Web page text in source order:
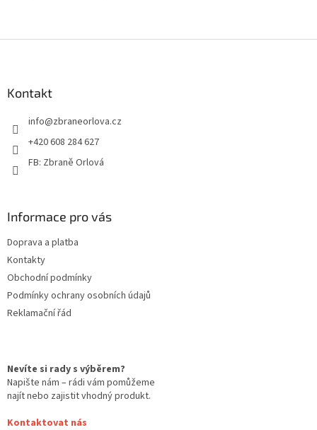
Kontakt
info@zbraneorlova.cz
+420 608 284 627
FB: Zbraně Orlová
Informace pro vás
Doprava a platba
Kontakty
Obchodní podmínky
Podmínky ochrany osobních údajů
Reklamační řád
Nevíte si rady s výběrem?
Napište nám – rádi vám pomůžeme
najít nebo zajistit vhodný produkt.
Kontaktovat nás